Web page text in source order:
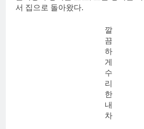
서 집으로 돌아왔다.
깔
끔
하
게
수
리
한
내
차